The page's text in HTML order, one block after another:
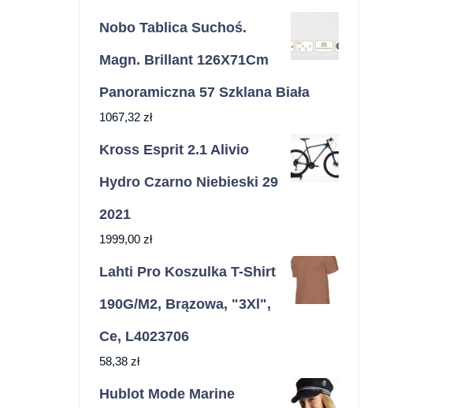
Nobo Tablica Suchoś.
Magn. Brillant 126X71Cm
Panoramiczna 57 Szklana Biała
1067,32 zł
Kross Esprit 2.1 Alivio
Hydro Czarno Niebieski 29
2021
1999,00 zł
Lahti Pro Koszulka T-Shirt
190G/M2, Brązowa, "3Xl",
Ce, L4023706
58,38 zł
Hublot Mode Marine